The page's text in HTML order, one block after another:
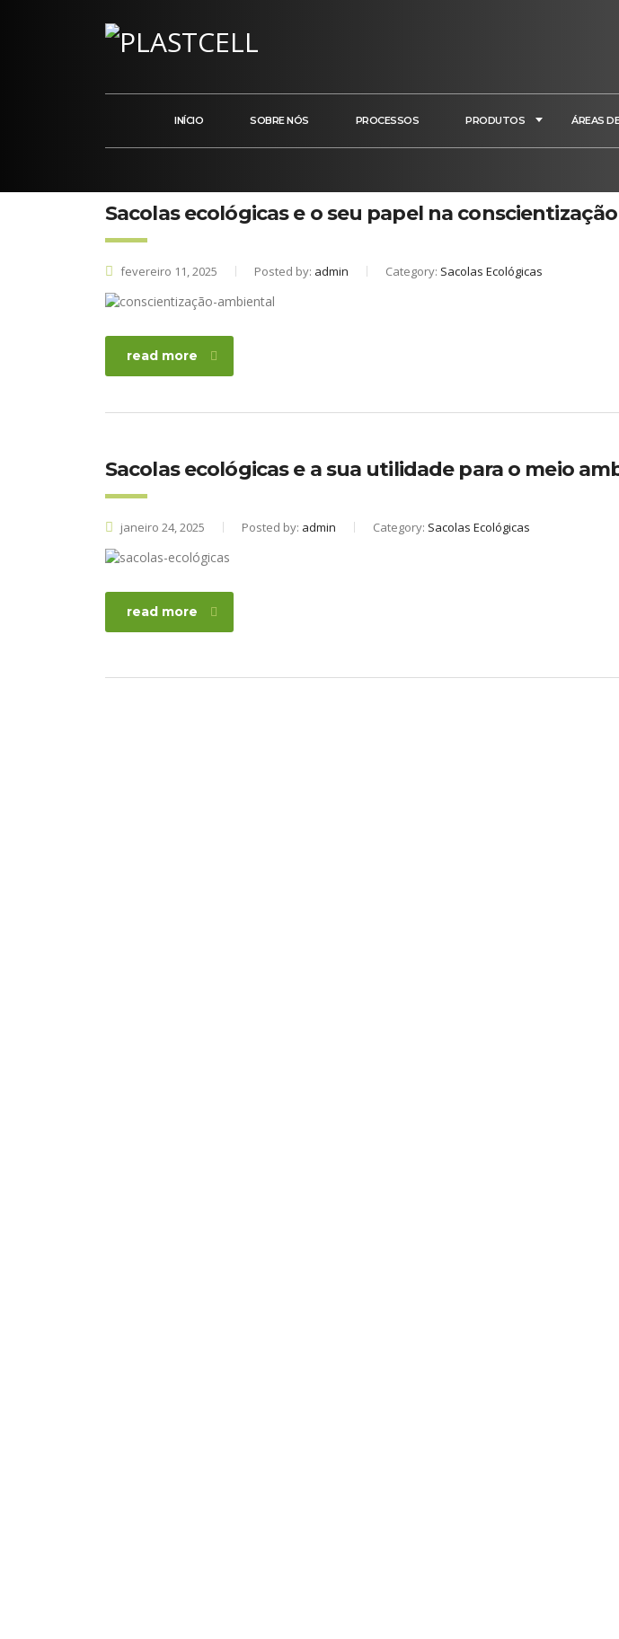
INÍCIO SOBRE NÓS PROCESSOS PRODUTOS ÁREAS
Sacolas ecológicas e o seu papel na
fevereiro 11, 2025 Posted by: admin Category: Sacolas Ecológicas
read more
Sacolas ecológicas e a sua utilidade para o meio
janeiro 24, 2025 Posted by: admin Category: Sacolas Ecológicas
read more